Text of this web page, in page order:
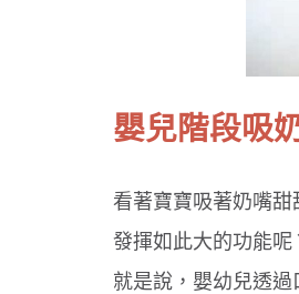
嬰兒階段吸
看著寶寶吸著奶嘴
發揮如此大的功能
就是說，嬰幼兒透